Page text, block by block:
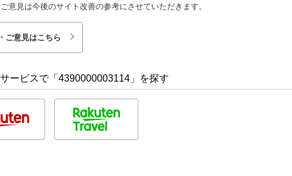
意見は今後のサイト改善の参考にさせていただきます。
ご意見はこちら
ービスで「4390000003114」を探す